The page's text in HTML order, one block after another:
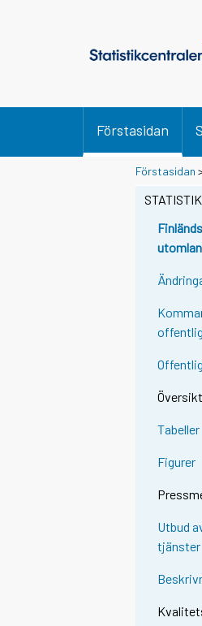
Förstasidan
Förstasidan
STATISTIK
Tabeller
Figurer
Utbud
tjänster